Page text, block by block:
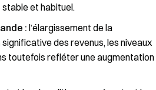
stable et habituel.
: l’élargissement de la
des revenus, les niveaux
toutefois refléter une augmentation